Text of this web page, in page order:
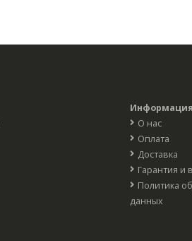
Информация
О нас
Оплата
Доставка
Гарантия и
Политика
данных